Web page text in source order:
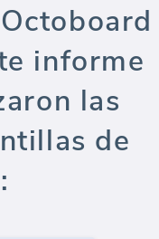
informe
las
de